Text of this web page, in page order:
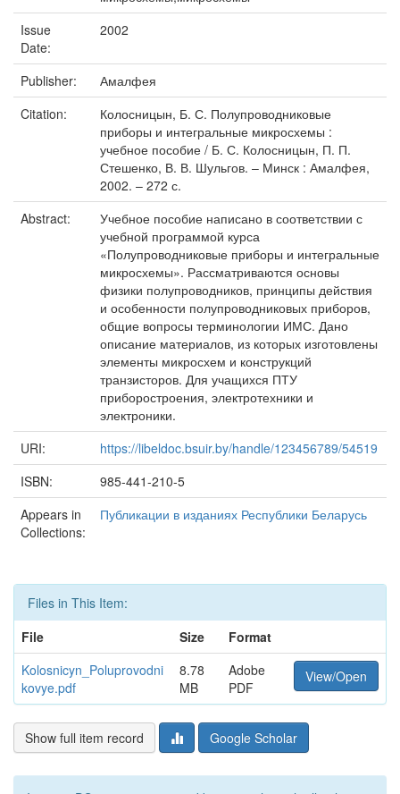
Issue
Date:
2002
Publisher:
Амалфея
Citation:
Колосницын, Б. С. Полупроводниковые
приборы и интегральные микросхемы :
учебное пособие / Б. С. Колосницын, П. П.
Стешенко, В. В. Шульгов. – Минск : Амалфея,
2002. – 272 с.
Abstract:
Учебное пособие написано в соответствии с
учебной программой курса
«Полупроводниковые приборы и интегральные
микросхемы». Рассматриваются основы
физики полупроводников, принципы действия
и особенности полупроводниковых приборов,
общие вопросы терминологии ИМС. Дано
описание материалов, из которых изготовлены
элементы микросхем и конструкций
транзисторов. Для учащихся ПТУ
приборостроения, электротехники и
электроники.
URI:
https://libeldoc.bsuir.by/handle/123456789/54519
ISBN:
985-441-210-5
Appears in
Collections:
Публикации в изданиях Республики Беларусь
Files in This Item:
File
Size
Format
Kolosnicyn_Poluprovodni
kovye.pdf
8.78
MB
Adobe
PDF
View/Open
Show full item record Google Scholar